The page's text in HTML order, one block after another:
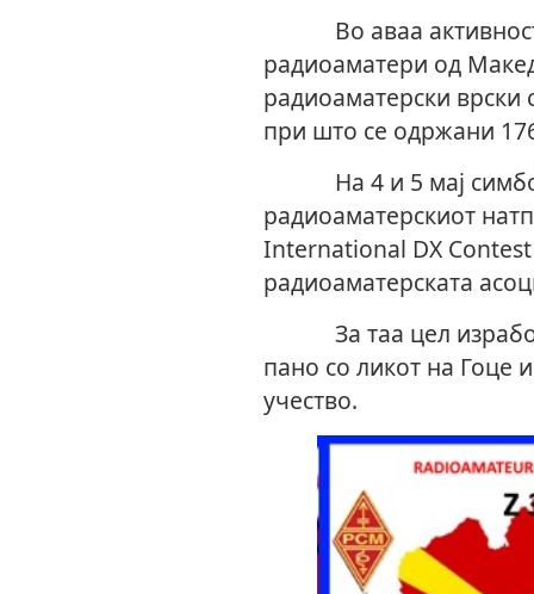
Во аваа активност
радиоаматери од
радиоаматерски
при што се одржани
На 4 и 5 мај
радиоаматерскиот
International DX
радиоаматерската
За таа цел
пано со ликот на Гоце
учество.